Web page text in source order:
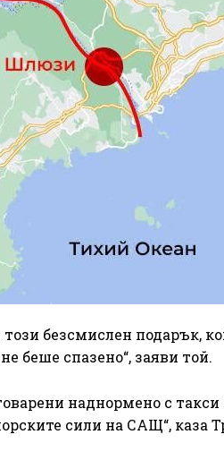
безсмислен подарък,
беше спазено“, заяви той.
наднормено с
сили на САЩ“, каза